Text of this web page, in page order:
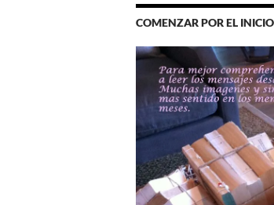
COMENZAR POR EL